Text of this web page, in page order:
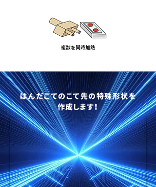
複数を同時加熱
はんだこてのこて先の特殊形状を
作成します！